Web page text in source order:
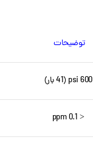
توضیحات
600 psi (41 بار)
< 0.1 ppm